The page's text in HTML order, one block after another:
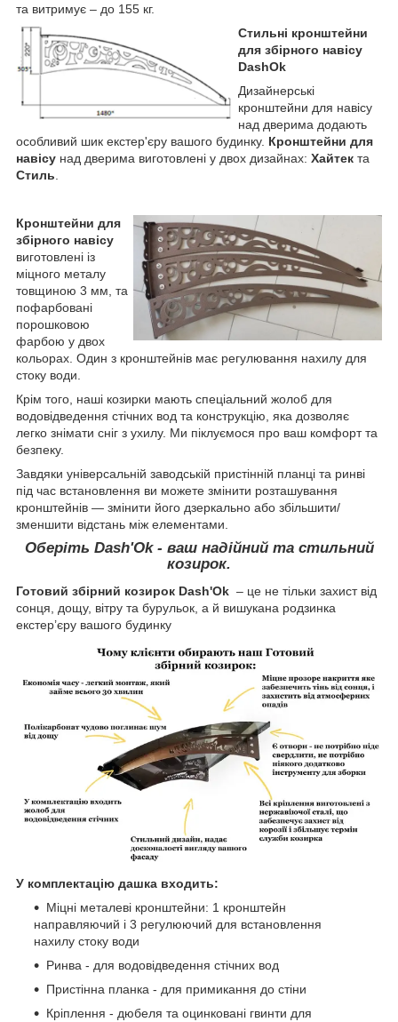
та витримує – до 155 кг.
Стильні кронштейни
для збірного навісу
DashOk
Дизайнерські
кронштейни для навісу
над дверима додають
особливий шик екстер'єру вашого будинку. Кронштейни для
навісу над дверима виготовлені у двох дизайнах: Хайтек та
Стиль
Кронштейни для
збірного навісу
виготовлені із
міцного металу
товщиною 3 мм, та
пофарбовані
порошковою
фарбою у двох
кольорах. Один з кронштейнів має регулювання нахилу для
стоку води.
Крім того, наші козирки мають спеціальний жолоб для
водовідведення стічних вод та конструкцію, яка дозволяє
легко знімати сніг з ухилу. Ми піклуємося про ваш комфорт та
безпеку.
Завдяки універсальній заводській пристінній планці та ринві
під час встановлення ви можете змінити розташування
кронштейнів — змінити його дзеркально або збільшити/
зменшити відстань між елементами.
Оберіть Dash'Ok - ваш надійний та стильний
козирок.
Готовий збірний козирок Dash'Ok – це не тільки захист від
сонця, дощу, вітру та бурульок, а й вишукана родзинка
екстер’єру вашого будинку
У комплектацію дашка входить:
Міцні металеві кронштейни: 1 кронштейн
направляючий і 3 регулюючий для встановлення
нахилу стоку води
Ринва - для водовідведення стічних вод
Пристінна планка - для примикання до стіни
Кріплення - дюбеля та оцинковані гвинти для